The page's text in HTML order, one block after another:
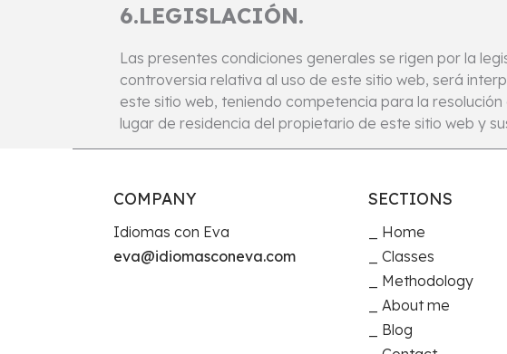
6.LEGISLACIÓN.
Las presentes condiciones generales se rigen por la
controversia relativa al uso de este sitio web, será
este sitio web, teniendo competencia para la
lugar de residencia del propietario de este sitio web y
COMPANY
Idiomas con Eva
eva@idiomasconeva.com
SECTIONS
Home
Classes
Methodology
About me
Blog